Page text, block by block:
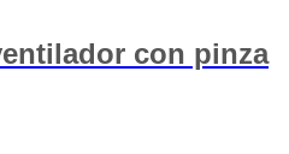
con pinza